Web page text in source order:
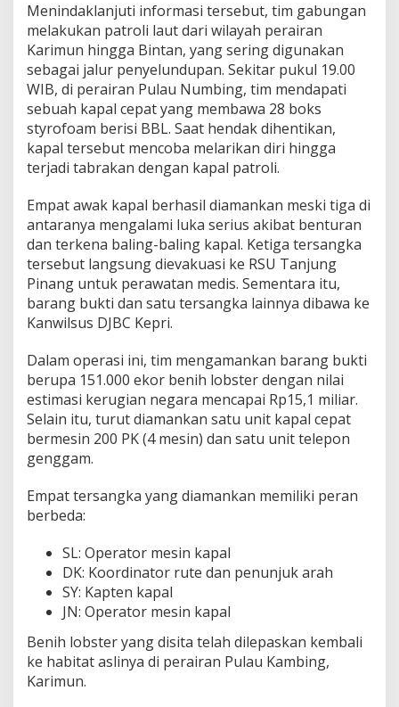
Menindaklanjuti informasi tersebut, tim gabungan
melakukan patroli laut dari wilayah perairan
Karimun hingga Bintan, yang sering digunakan
sebagai jalur penyelundupan. Sekitar pukul 19.00
WIB, di perairan Pulau Numbing, tim mendapati
sebuah kapal cepat yang membawa 28 boks
styrofoam berisi BBL. Saat hendak dihentikan,
kapal tersebut mencoba melarikan diri hingga
terjadi tabrakan dengan kapal patroli.
Empat awak kapal berhasil diamankan meski tiga di
antaranya mengalami luka serius akibat benturan
dan terkena baling-baling kapal. Ketiga tersangka
tersebut langsung dievakuasi ke RSU Tanjung
Pinang untuk perawatan medis. Sementara itu,
barang bukti dan satu tersangka lainnya dibawa ke
Kanwilsus DJBC Kepri.
Dalam operasi ini, tim mengamankan barang bukti
berupa 151.000 ekor benih lobster dengan nilai
estimasi kerugian negara mencapai Rp15,1 miliar.
Selain itu, turut diamankan satu unit kapal cepat
bermesin 200 PK (4 mesin) dan satu unit telepon
genggam.
Empat tersangka yang diamankan memiliki peran
berbeda:
SL: Operator mesin kapal
DK: Koordinator rute dan penunjuk arah
SY: Kapten kapal
JN: Operator mesin kapal
Benih lobster yang disita telah dilepaskan kembali
ke habitat aslinya di perairan Pulau Kambing,
Karimun.